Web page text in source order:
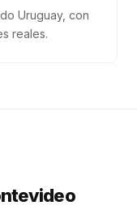
Uruguay, con
reales.